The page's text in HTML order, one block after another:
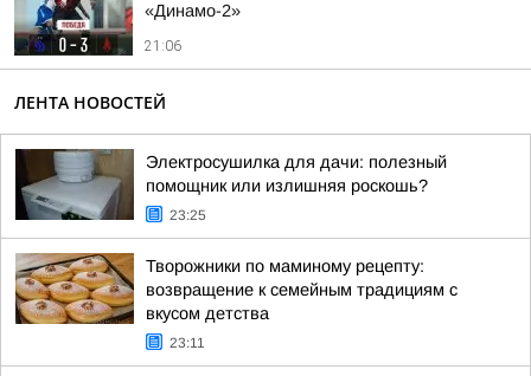
«Динамо-2»
21:06
ЛЕНТА НОВОСТЕЙ
Электросушилка для дачи: полезный
помощник или излишняя роскошь?
23:25
Творожники по маминому рецепту:
возвращение к семейным традициям с
вкусом детства
23:11